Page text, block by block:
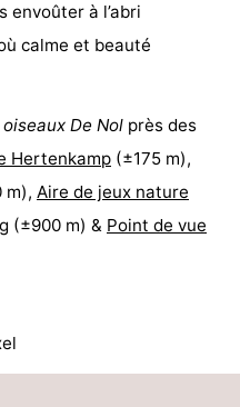
envoûter à l’abri
calme et beauté
De Nol près des
Hertenkamp (±175 m),
m), Aire de jeux nature
(±900 m) & Point de vue